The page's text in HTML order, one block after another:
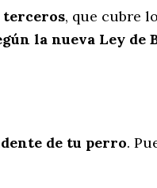
, que cubre
la nueva Ley de
de tu perro.